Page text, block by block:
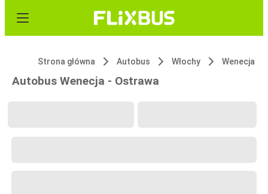
Strona główna Autobus Włochy Wenecja
Autobus Wenecja - Ostrawa